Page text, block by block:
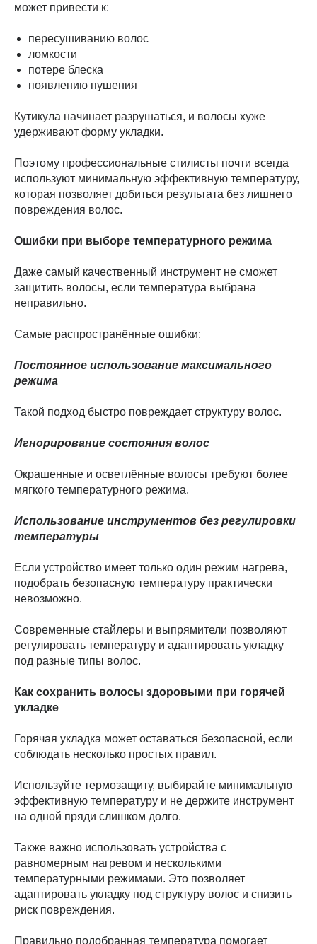
может привести к:
пересушиванию волос
ломкости
потере блеска
появлению пушения
Кутикула начинает разрушаться, и волосы хуже
удерживают форму укладки.
Поэтому профессиональные стилисты почти всегда
используют минимальную эффективную температуру,
которая позволяет добиться результата без лишнего
повреждения волос.
Ошибки при выборе температурного режима
Даже самый качественный инструмент не сможет
защитить волосы, если температура выбрана
неправильно.
Самые распространённые ошибки:
Постоянное использование максимального
режима
Такой подход быстро повреждает структуру волос.
Игнорирование состояния волос
Окрашенные и осветлённые волосы требуют более
мягкого температурного режима.
Использование инструментов без регулировки
температуры
Если устройство имеет только один режим нагрева,
подобрать безопасную температуру практически
невозможно.
Современные стайлеры и выпрямители позволяют
регулировать температуру и адаптировать укладку
под разные типы волос.
Как сохранить волосы здоровыми при горячей
укладке
Горячая укладка может оставаться безопасной, если
соблюдать несколько простых правил.
Используйте термозащиту, выбирайте минимальную
эффективную температуру и не держите инструмент
на одной пряди слишком долго.
Также важно использовать устройства с
равномерным нагревом и несколькими
температурными режимами. Это позволяет
адаптировать укладку под структуру волос и снизить
риск повреждения.
Правильно подобранная температура помогает